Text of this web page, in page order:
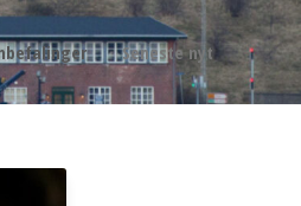
Seneste nyt